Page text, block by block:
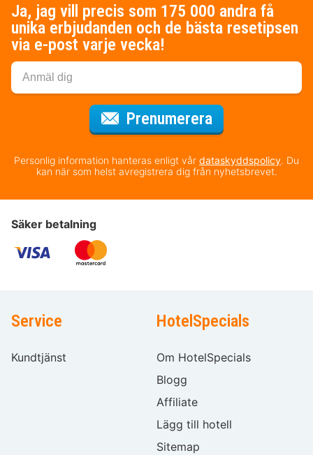
Ja, jag vill precis som 175 000 andra få
unika erbjudanden och de bästa resetipsen
via e-post varje vecka!
Prenumerera
Personlig information hanteras enligt vår dataskyddspolicy. Du
kan när som helst avregistrera dig från nyhetsbrevet.
Säker betalning
Service
Kundtjänst
HotelSpecials
Om HotelSpecials
Blogg
Affiliate
Lägg till hotell
Sitemap